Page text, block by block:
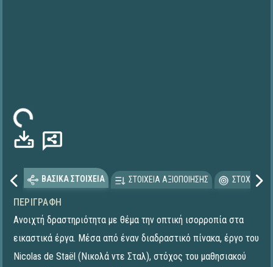
ΒΑΣΙΚΑ ΣΤΟΙΧΕΙΑ ΣΤΟΙΧΕΙΑ ΑΞΙΟΠΟΙΗΣΗΣ
ΠΕΡΙΓΡΑΦΉ
Ανοιχτή δραστηριότητα με θέμα την οπτική ισορροπία στα
εικαστικά έργα. Μέσα από έναν διαδραστικό πίνακα, έργο του
Nicolas de Staël (Νικολά ντε Σταλ), στόχος του μαθησιακού